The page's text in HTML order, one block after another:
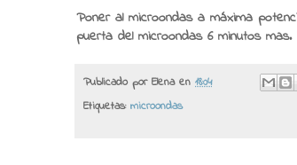
Poner al microondas a máxima
puerta del microondas 6 minutos
Publicado por Elena en 18:04
Etiquetas: microondas